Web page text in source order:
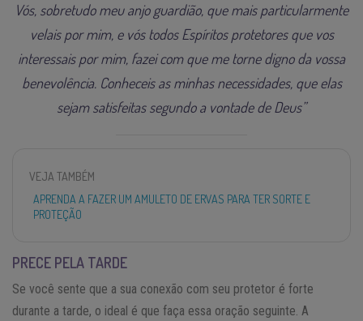
Vós, sobretudo meu anjo guardião, que mais particularmente
velais por mim, e vós todos Espíritos protetores que vos
interessais por mim, fazei com que me torne digno da vossa
benevolência. Conheceis as minhas necessidades, que elas
sejam satisfeitas segundo a vontade de Deus”
VEJA TAMBÉM
APRENDA A FAZER UM AMULETO DE ERVAS PARA TER SORTE E
PROTEÇÃO
PRECE PELA TARDE
Se você sente que a sua conexão com seu protetor é forte
durante a tarde, o ideal é que faça essa oração seguinte. A